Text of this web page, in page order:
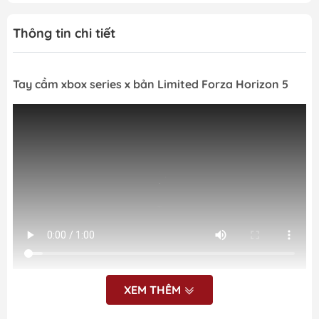
Thông tin chi tiết
Tay cầm xbox series x bản Limited Forza Horizon 5
MÔ TẢ SẢN PHẨM:
XEM THÊM